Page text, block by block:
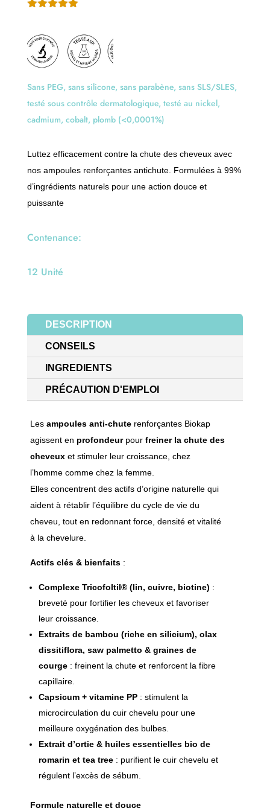
v
e
:
basé sur
notation
client
Sans PEG, sans silicone, sans parabène, sans SLS/SLES,
testé sous contrôle dermatologique, testé au nickel,
cadmium, cobalt, plomb (<0,0001%)
Luttez efficacement contre la chute des cheveux avec
nos ampoules renforçantes antichute. Formulées à 99%
d’ingrédients naturels pour une action douce et
puissante
Contenance:
12 Unité
DESCRIPTION
CONSEILS
INGREDIENTS
PRÉCAUTION D'EMPLOI
Les ampoules anti-chuterenforçantes Biokap
agissent en profondeurpour freiner la chute des
cheveuxet stimuler leur croissance, chez
l’homme comme chez la femme.
Elles concentrent des actifs d’origine naturelle qui
aident à rétablir l’équilibre du cycle de vie du
cheveu, tout en redonnant force, densité et vitalité
à la chevelure.
Actifs clés & bienfaits:
Complexe Tricofoltil® (lin, cuivre, biotine) :
breveté pour fortifier les cheveux et favoriser
leur croissance.
Extraits de bambou (riche en silicium), olax
dissitiflora, saw palmetto & graines de
courge: freinent la chute et renforcent la fibre
capillaire.
Capsicum + vitamine PP: stimulent la
microcirculation du cuir chevelu pour une
meilleure oxygénation des bulbes.
Extrait d’ortie & huiles essentielles bio de
romarin et tea tree: purifient le cuir chevelu et
régulent l’excès de sébum.
Formule naturelle et douce